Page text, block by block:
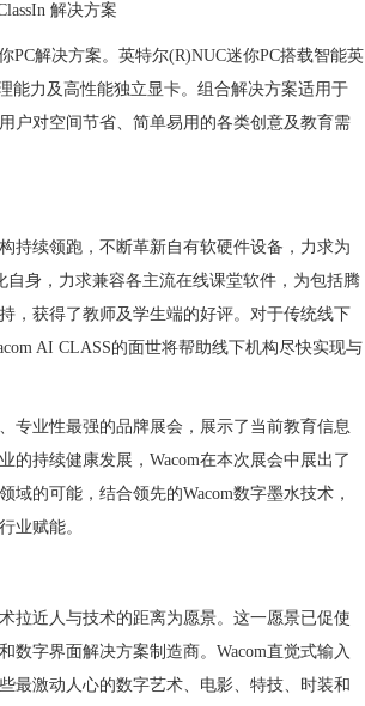
解决方案
PC解决方案。英特尔(R)NUC迷你PC搭载智能英
能力及高性能独立显卡。组合解决方案适用于
户对空间节省、简单易用的各类创意及教育需
持续领跑，不断革新自有软硬件设备，力求为
自身，力求兼容各主流在线课堂软件，为包括腾
，获得了教师及学生端的好评。对于传统线下
AI CLASS的面世将帮助线下机构尽快实现与
专业性最强的品牌展会，展示了当前教育信息
持续健康发展，Wacom在本次展会中展出了
的可能，结合领先的Wacom数字墨水技术，
业赋能。
拉近人与技术的距离为愿景。这一愿景已促使
数字界面解决方案制造商。Wacom直觉式输入
最激动人心的数字艺术、电影、特技、时装和